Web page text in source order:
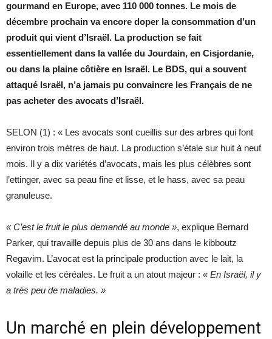
gourmand en Europe, avec 110 000 tonnes. Le mois de
décembre prochain va encore doper la consommation d’un
produit qui vient d’Israël. La production se fait
essentiellement dans la vallée du Jourdain, en Cisjordanie,
ou dans la plaine côtière en Israël. Le BDS, qui a souvent
attaqué Israël, n’a jamais pu convaincre les Français de ne
pas acheter des avocats d’Israël.
SELON (1) : « Les avocats sont cueillis sur des arbres qui font
environ trois mètres de haut. La production s’étale sur huit à neuf
mois. Il y a dix variétés d’avocats, mais les plus célèbres sont
l’ettinger, avec sa peau fine et lisse, et le hass, avec sa peau
granuleuse.
« C’est le fruit le plus demandé au monde », explique Bernard
Parker, qui travaille depuis plus de 30 ans dans le kibboutz
Regavim. L’avocat est la principale production avec le lait, la
volaille et les céréales. Le fruit a un atout majeur : « En Israël, il y
a très peu de maladies. »
Un marché en plein développement